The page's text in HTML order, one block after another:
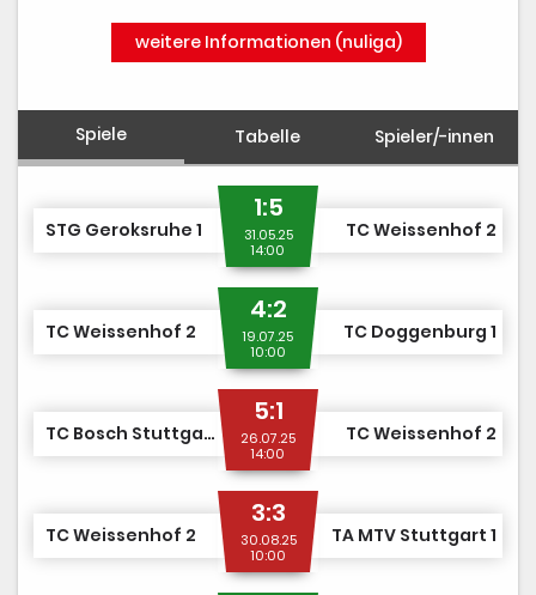
weitere Informationen (nuliga)
Spiele Tabelle Spieler/-innen
STG Geroksruhe 1
1:5
31.05.25
14:00
TC Weissenhof 2
TC Weissenhof 2
4:2
19.07.25
10:00
TC Doggenburg 1
TC Bosch Stuttgart 1
5:1
26.07.25
14:00
TC Weissenhof 2
TC Weissenhof 2
3:3
30.08.25
10:00
TA MTV Stuttgart 1